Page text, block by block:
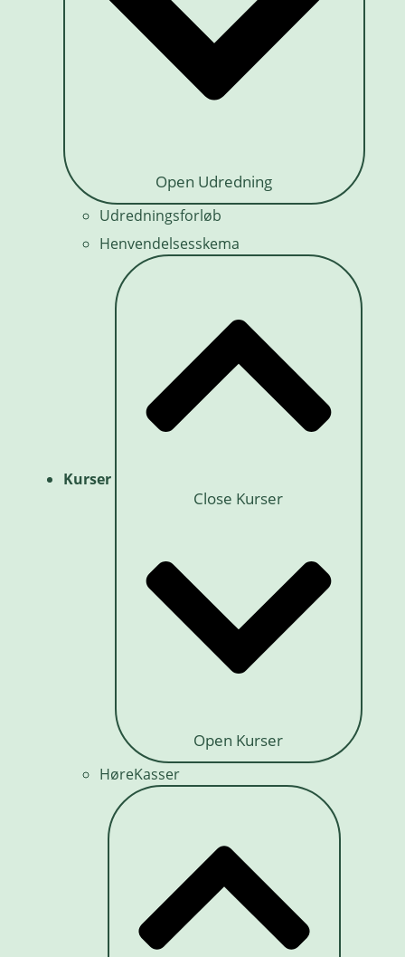
Open Udredning
Udredningsforløb
Henvendelsesskema
Kurser
Close Kurser
Open Kurser
HøreKasser